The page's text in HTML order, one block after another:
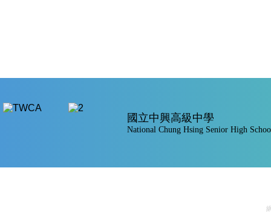
國立中興高級中學
National Chung Hsing Senior High